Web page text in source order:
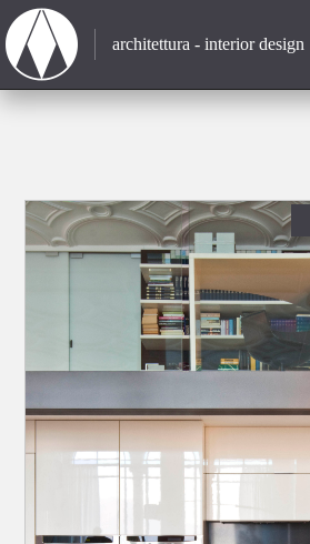
architettura - interior design